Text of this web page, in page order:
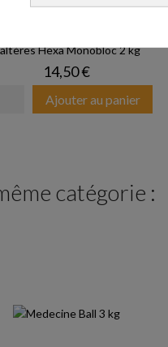
Hexa Monobloc 2 kg
Prix
14,50 €
Ajouter au panier
catégorie :